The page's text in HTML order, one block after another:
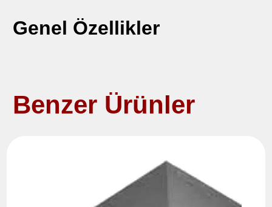
Genel Özellikler
Benzer Ürünler